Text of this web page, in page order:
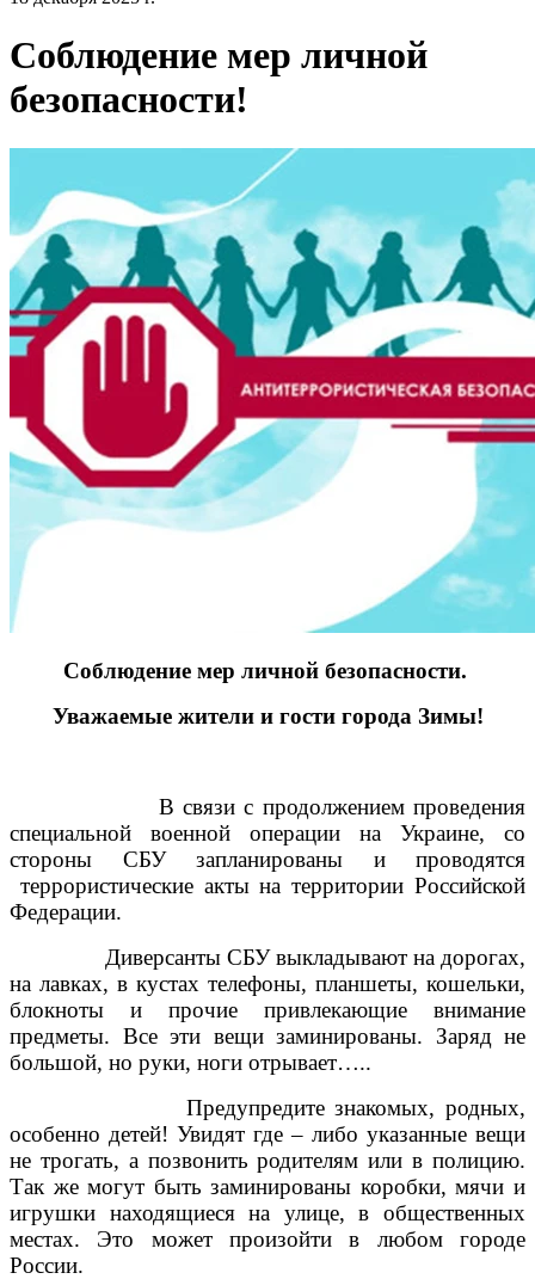
Соблюдение мер личной
безопасности!
Соблюдение мер личной безопасности.
Уважаемые жители и гости города Зимы!
В связи с продолжением проведения
специальной военной операции на Украине, со
стороны СБУ запланированы и проводятся
террористические акты на территории Российской
Федерации.
Диверсанты СБУ выкладывают на дорогах,
на лавках, в кустах телефоны, планшеты, кошельки,
блокноты и прочие привлекающие внимание
предметы. Все эти вещи заминированы. Заряд не
большой, но руки, ноги отрывает…..
Предупредите знакомых, родных,
особенно детей! Увидят где – либо указанные вещи
не трогать, а позвонить родителям или в полицию.
Так же могут быть заминированы коробки, мячи и
игрушки находящиеся на улице, в общественных
местах. Это может произойти в любом городе
России.